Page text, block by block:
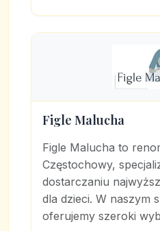
Figle Malucha
Figle Malucha to
Częstochowy,
dostarczaniu
dla dzieci. W naszym
oferujemy szeroki